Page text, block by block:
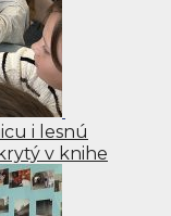
i lesnú
v knihe